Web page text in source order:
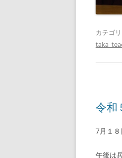
カテゴ
令和
7月１８
午後は